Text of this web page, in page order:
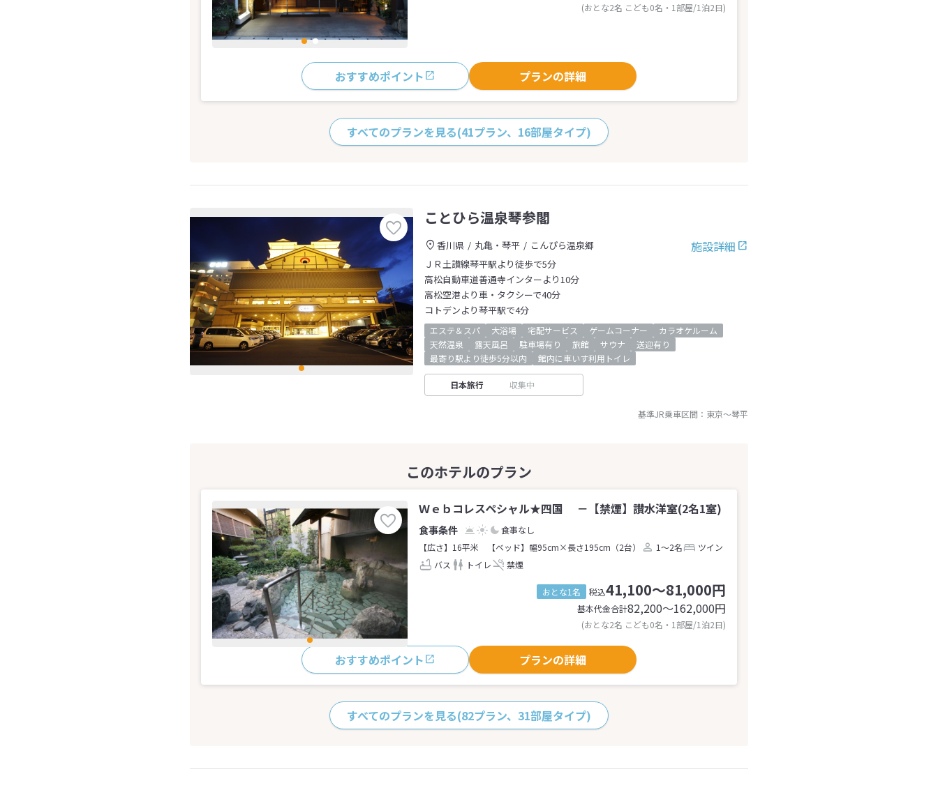
(おとな2名 こども0名・1部屋/1泊2日)
おすすめポイント プランの詳細
すべてのプランを見る(41プラン、16部屋タイプ)
ことひら温泉琴参閣
施設詳細
香川県 丸亀・琴平
こんぴら温泉郷
ＪＲ土讃線琴平駅より徒歩で5分
高松自動車道善通寺インターより10分
高松空港より車・タクシーで40分
コトデンより琴平駅で4分
エステ＆スパ 大浴場 宅配サービス ゲームコーナー
カラオケルーム
天然温泉
露天風呂 駐車場有り 旅館 サウナ
送迎有り
最寄り駅より徒歩5分以内
館内に車いす利用トイレ
日本旅行 収集中
基準JR乗車区間： 東京～琴平
Ｗｅｂコレスペシャル★四国 －【禁煙】讃水洋室(2名1室)
食事なし
【広さ】16平米
【ベッド】幅95cm×長さ195cm（2台） 1～2名
ツイン
バス
トイレ 禁煙
おとな1名 税込41,100～81,000円
基本代金合計82,200〜162,000円
(おとな2名 こども0名・1部屋/1泊2日)
おすすめポイント プランの詳細
すべてのプランを見る(82プラン、31部屋タイプ)